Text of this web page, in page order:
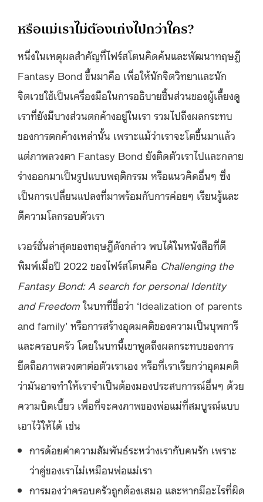
หรือแม่เราไม่ต้องเก่งไปกว่าใคร?
หนึ่งในเหตุผลสำคัญที่ไฟร์สโตนคิดค้นและพัฒนาทฤษฎี
Fantasy Bond ขึ้นมาคือ เพื่อให้นักจิตวิทยาและนัก
จิตเวชใช้เป็นเครื่องมือในการอธิบายชิ้นส่วนของผู้เลี้ยงดู
เราที่ยังมีบางส่วนตกค้างอยู่ในเรา รวมไปถึงผลกระทบ
ของการตกค้างเหล่านั้น เพราะแม้ว่าเราจะโตขึ้นมาแล้ว
แต่ภาพลวงตา Fantasy Bond ยังติดตัวเราไปและกลาย
ร่างออกมาเป็นรูปแบบพฤติกรรม หรือแนวคิดอื่นๆ ซึ่ง
เป็นการเปลี่ยนแปลงที่มาพร้อมกับการค่อยๆ เรียนรู้และ
ตีความโลกรอบตัวเรา
เวอร์ชั่นล่าสุดของทฤษฎีดังกล่าว พบได้ในหนังสือที่ตี
พิมพ์เมื่อปี 2022 ของไฟร์สโตนคือ Challenging the
Fantasy Bond: A search for personal Identity
and Freedomในบทที่ชื่อว่า ‘Idealization of parents
and family’ หรือการสร้างอุดมคติของความเป็นบุพการี
และครอบครัว โดยในบทนี้เขาพูดถึงผลกระทบของการ
ยึดถือภาพลวงตาต่อตัวเราเอง หรือที่เราเรียกว่าอุดมคติ
ว่ามันอาจทำให้เราจำเป็นต้องมองประสบการณ์อื่นๆ ด้วย
ความบิดเบี้ยว เพื่อที่จะคงภาพของพ่อแม่ที่สมบูรณ์แบบ
เอาไว้ให้ได้ เช่น
การด้อยค่าความสัมพันธ์ระหว่างเรากับคนรัก เพราะ
ว่าคู่ของเราไม่เหมือนพ่อแม่เรา
การมองว่าครอบครัวถูกต้องเสมอ และหากมีอะไรที่ผิด